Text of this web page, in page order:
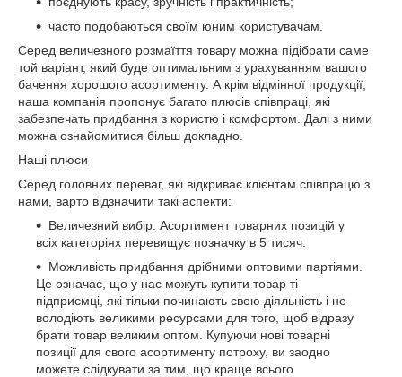
часто подобаються своїм юним користувачам.
Серед величезного розмаїття товару можна підібрати саме
той варіант, який буде оптимальним з урахуванням вашого
бачення хорошого асортименту. А крім відмінної продукції,
наша компанія пропонує багато плюсів співпраці, які
забезпечать придбання з користю і комфортом. Далі з ними
можна ознайомитися більш докладно.
Наші плюси
Серед головних переваг, які відкриває клієнтам співпрацю з
нами, варто відзначити такі аспекти:
Величезний вибір. Асортимент товарних позицій у
всіх категоріях перевищує позначку в 5 тисяч.
Можливість придбання дрібними оптовими партіями.
Це означає, що у нас можуть купити товар ті
підприємці, які тільки починають свою діяльність і не
володіють великими ресурсами для того, щоб відразу
брати товар великим оптом. Купуючи нові товарні
позиції для свого асортименту потроху, ви заодно
можете слідкувати за тим, що краще всього